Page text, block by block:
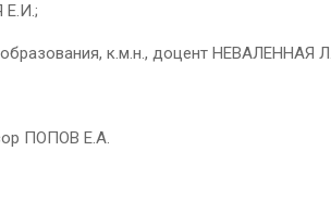
Е.И.;
к.м.н., доцент НЕВАЛЕННАЯ
ПОПОВ Е.А.